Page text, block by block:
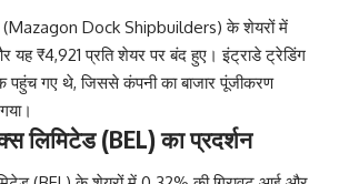
(Mazagon Dock Shipbuilders) के शेयरों में
यह ₹4,921 प्रति शेयर पर बंद हुए। इंट्राडे ट्रेडिंग
गए थे, जिससे कंपनी का बाजार पूंजीकरण
लिमिटेड (BEL) का प्रदर्शन